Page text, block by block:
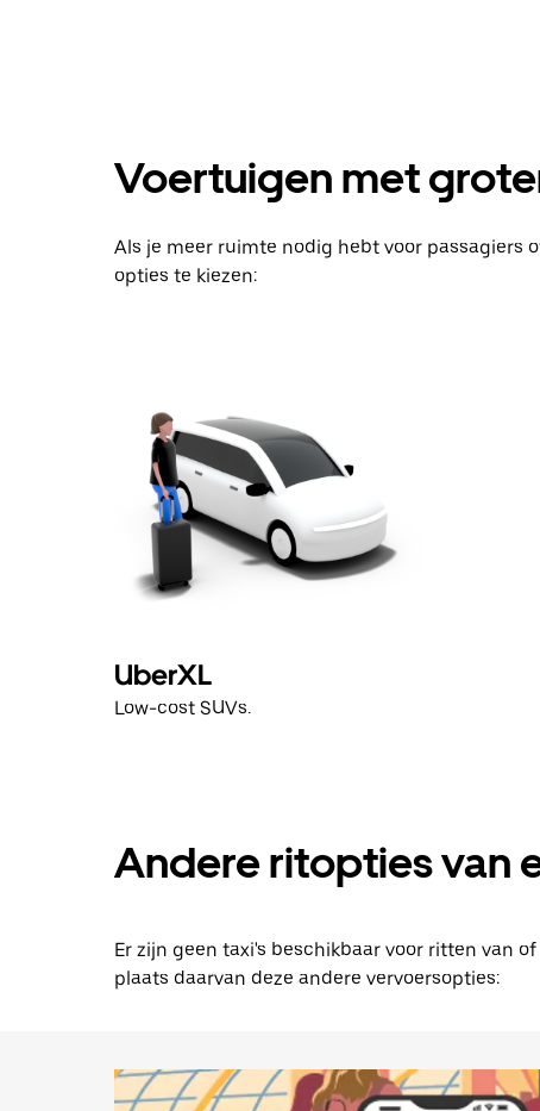
een
datum
Druk
op
Escape
Voertuigen met
Als je meer ruimte nodig hebt voor passagiers
opties te kiezen:
UberXL
Low-cost SUVs.
Andere ritopties van
Er zijn geen taxi's beschikbaar voor ritten van
plaats daarvan deze andere vervoersopties: